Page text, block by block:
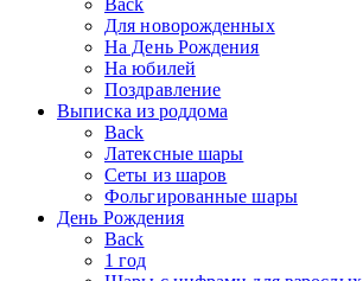
Для новорожденных
На День Рождения
На юбилей
Поздравление
Выписка из роддома
Back
Латексные шары
Сеты из шаров
Фольгированные шары
День Рождения
Back
1 год